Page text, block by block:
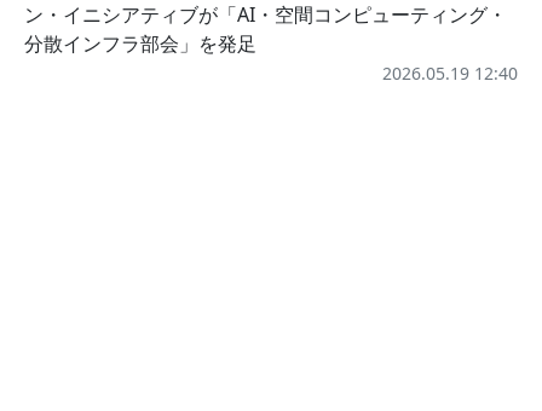
ン・イニシアティブが「AI・空間コンピューティング・
分散インフラ部会」を発足
2026.05.19 12:40